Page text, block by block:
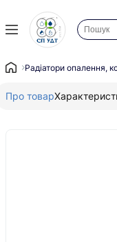
Радіатори опалення,
Про товар